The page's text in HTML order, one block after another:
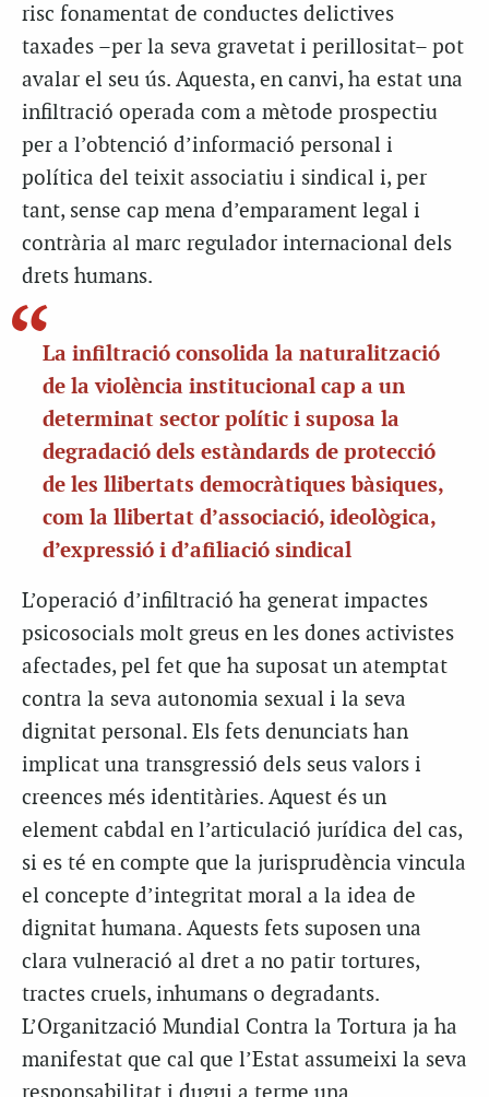
risc fonamentat de conductes delictives
taxades –per la seva gravetat i perillositat– pot
avalar el seu ús. Aquesta, en canvi, ha estat una
infiltració operada com a mètode prospectiu
per a l’obtenció d’informació personal i
política del teixit associatiu i sindical i, per
tant, sense cap mena d’emparament legal i
contrària al marc regulador internacional dels
drets humans.
La infiltració consolida la naturalització
de la violència institucional cap a un
determinat sector polític i suposa la
degradació dels estàndards de protecció
de les llibertats democràtiques bàsiques,
com la llibertat d’associació, ideològica,
d’expressió i d’afiliació sindical
L’operació d’infiltració ha generat impactes
psicosocials molt greus en les dones activistes
afectades, pel fet que ha suposat un atemptat
contra la seva autonomia sexual i la seva
dignitat personal. Els fets denunciats han
implicat una transgressió dels seus valors i
creences més identitàries. Aquest és un
element cabdal en l’articulació jurídica del cas,
si es té en compte que la jurisprudència vincula
el concepte d’integritat moral a la idea de
dignitat humana. Aquests fets suposen una
clara vulneració al dret a no patir tortures,
tractes cruels, inhumans o degradants.
L’Organització Mundial Contra la Tortura ja ha
manifestat que cal que l’Estat assumeixi la seva